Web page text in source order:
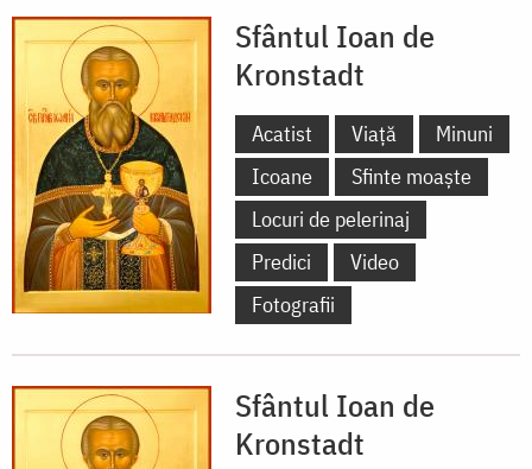
Sfântul Ioan de
Kronstadt
Acatist Viață
Minuni
Icoane
Sfinte moaște
Locuri de pelerinaj
Predici
Video
Fotografii
Sfântul Ioan de
Kronstadt